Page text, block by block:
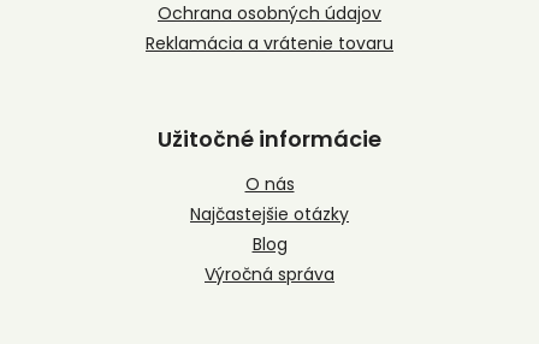
Ochrana osobných údajov
Reklamácia a vrátenie tovaru
Užitočné informácie
O nás
Najčastejšie otázky
Blog
Výročná správa